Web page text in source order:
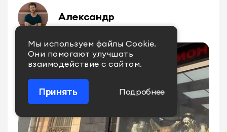
Александр
Мы используем файлы Сookie.
Они помогают улучшать
взаимодействие с сайтом.
Принять Подробнее